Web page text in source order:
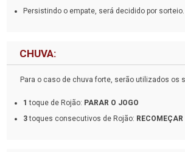
Persistindo o empate, será decidido por sorteio.
CHUVA:
Para o caso de chuva forte, serão utilizados os
1toque de Rojão: PARAR O JOGO
3toques consecutivos de Rojão: RECOMEÇAR